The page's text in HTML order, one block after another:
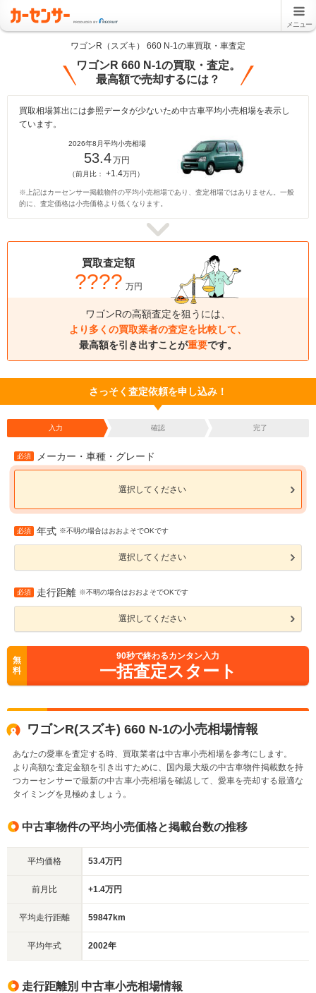
メニュー
ワゴンR（スズキ） 660 N-1の車買取・車査定
ワゴンR 660 N-1の買取・査定。
最高額で売却するには？
買取相場算出には参照データが少ないため中古車平均小売相場を表示し
ています。
2026年8月平均小売相場
53.4万円
（前月比： +1.4万円）
※上記はカーセンサー掲載物件の平均小売相場であり、査定相場ではありません。一般
的に、査定価格は小売価格より低くなります。
買取査定額
???? 万円
ワゴンRの高額査定を狙うには、
より多くの買取業者の査定を比較して、
最高額を引き出すことが重要です。
さっそく査定依頼を申し込み！
入力 確認 完了
必須 メーカー・車種・グレード
選択してください
必須 年式 ※不明の場合はおおよそでOKです
選択してください
必須 走行距離 ※不明の場合はおおよそでOKです
選択してください
無
料
90秒で終わるカンタン入力
一括査定スタート
ワゴンR(スズキ) 660 N-1の小売相場情報
あなたの愛車を査定する時、買取業者は中古車小売相場を参考にします。
より高額な査定金額を引き出すために、国内最大級の中古車物件掲載数を持
つカーセンサーで最新の中古車小売相場を確認して、愛車を売却する最適な
タイミングを見極めましょう。
中古車物件の平均小売価格と掲載台数の推移
平均価格 53.4万円
前月比 +1.4万円
平均走行距離 59847km
平均年式 2002年
走行距離別 中古車小売相場情報